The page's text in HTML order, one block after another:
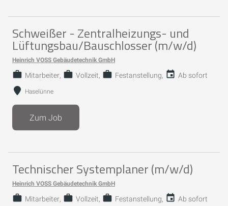
Schweißer - Zentralheizungs- und
Lüftungsbau/Bauschlosser (m/w/d)
Heinrich VOSS Gebäudetechnik GmbH
Mitarbeiter Vollzeit Festanstellung Ab sofort
Haselünne
Zum Job
Technischer Systemplaner (m/w/d)
Heinrich VOSS Gebäudetechnik GmbH
Mitarbeiter Vollzeit Festanstellung Ab sofort